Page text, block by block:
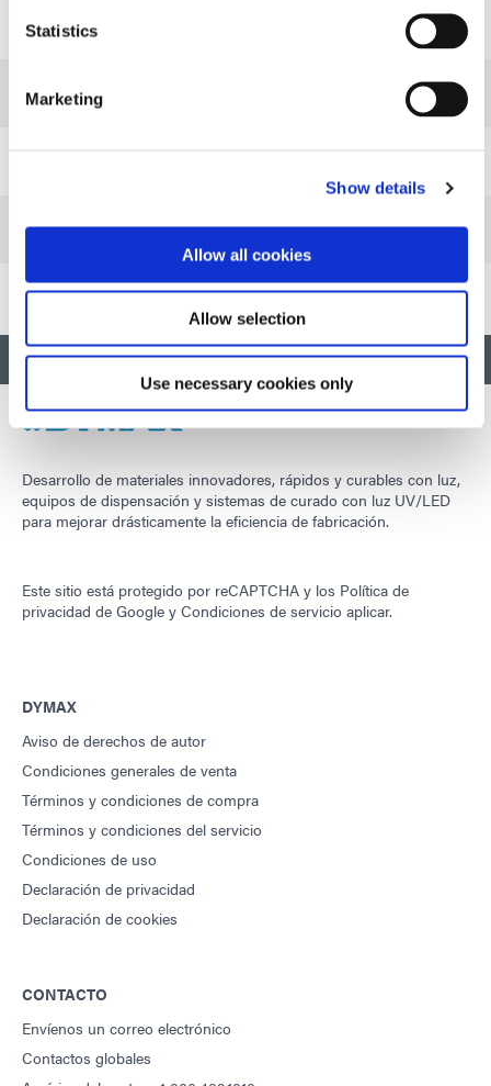
Statistics
Marketing
Show details
Allow all cookies
Allow selection
Use necessary cookies only
Recursos
Hoja de venta: Tecnología de curado dual (ES)
Hoja de venta: Tecnología de curado dual (Europa|ES)
VOLVER AL INICIO
Desarrollo de materiales innovadores, rápidos y curables con luz,
equipos de dispensación y sistemas de curado con luz UV/LED
para mejorar drásticamente la eficiencia de fabricación.
Este sitio está protegido por reCAPTCHA y los Política de
privacidad de Google y Condiciones de servicio aplicar.
DYMAX
Aviso de derechos de autor
Condiciones generales de venta
Términos y condiciones de compra
Términos y condiciones del servicio
Condiciones de uso
Declaración de privacidad
Declaración de cookies
CONTACTO
Envíenos un correo electrónico
Contactos globales